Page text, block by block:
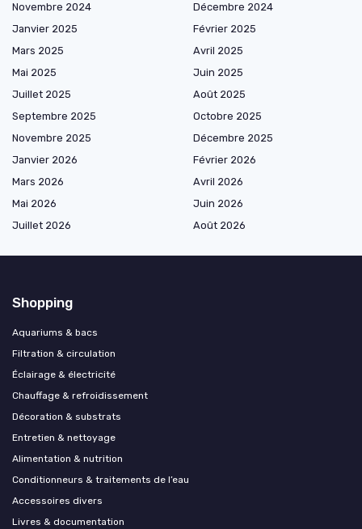
Novembre 2024
Décembre 2024
Janvier 2025
Février 2025
Mars 2025
Avril 2025
Mai 2025
Juin 2025
Juillet 2025
Août 2025
Septembre 2025
Octobre 2025
Novembre 2025
Décembre 2025
Janvier 2026
Février 2026
Mars 2026
Avril 2026
Mai 2026
Juin 2026
Juillet 2026
Août 2026
Shopping
Aquariums & bacs
Filtration & circulation
Éclairage & électricité
Chauffage & refroidissement
Décoration & substrats
Entretien & nettoyage
Alimentation & nutrition
Conditionneurs & traitements de l’eau
Accessoires divers
Livres & documentation